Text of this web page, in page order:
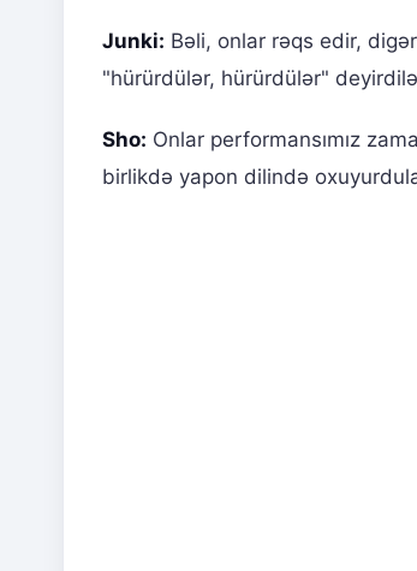
Junki: Bəli, onlar rəqs edir,
"hürürdülər, hürürdülər"
Sho: Onlar performansımız
birlikdə yapon dilində